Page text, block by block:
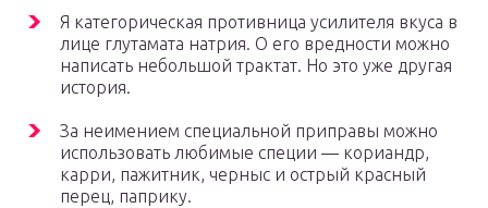
Я категорическая противница усилителя вкуса в
лице глутамата натрия. О его вредности можно
написать небольшой трактат. Но это уже другая
история.
За неимением специальной приправы можно
использовать любимые специи — кориандр,
карри, пажитник, черныс и острый красный
перец, паприку.